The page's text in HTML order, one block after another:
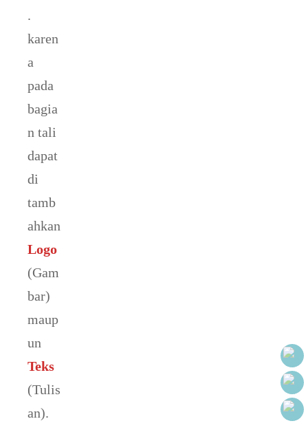
.
karen
a
pada
bagia
n tali
dapat
di
tamb
ahkan
Logo
(Gam
bar)
maup
un
Teks
(Tulis
an).